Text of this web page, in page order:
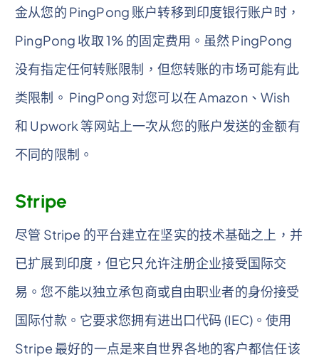
金从您的 PingPong 账户转移到印度银行账户时，
PingPong 收取 1% 的固定费用。虽然 PingPong
没有指定任何转账限制，但您转账的市场可能有此
类限制。 PingPong 对您可以在 Amazon、Wish
和 Upwork 等网站上一次从您的账户发送的金额有
不同的限制。
Stripe
尽管 Stripe 的平台建立在坚实的技术基础之上，并
已扩展到印度，但它只允许注册企业接受国际交
易。您不能以独立承包商或自由职业者的身份接受
国际付款。它要求您拥有进出口代码 (IEC)。使用
Stripe 最好的一点是来自世界各地的客户都信任该